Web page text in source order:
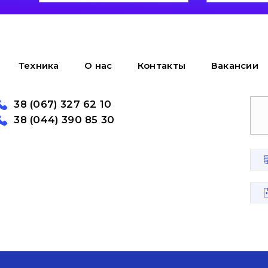
Техника О нас Контакты Вакансии
38 (067) 327 62 10
38 (044) 390 85 30